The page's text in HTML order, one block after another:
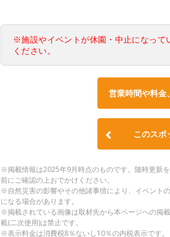
※施設やイベントが休園・中止になって
ください。
営業時間や料金
このスポ
※掲載情報は2025年9月時点のものです。随時更新
前にご確認の上おでかけください。
※自然災害の影響やその他諸事情により、イベント
になる場合があります。
※掲載されている画像は取材先から本ページへの掲
載(二次使用)は禁止です。
※表示料金は消費税8％ないし10％の内税表示です。